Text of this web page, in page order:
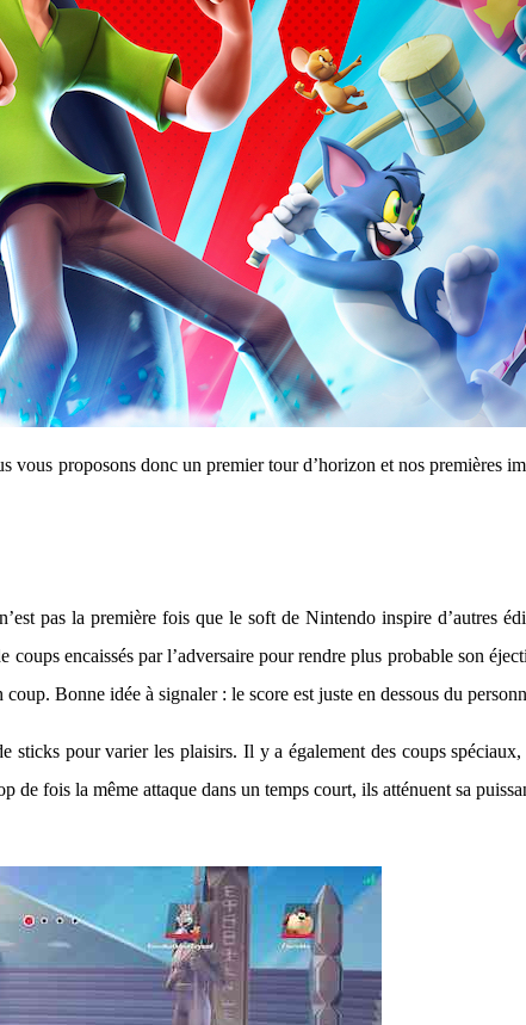
proposons donc un premier tour d’horizon et nos premières
pas la première fois que le soft de Nintendo inspire d’autres
encaissés par l’adversaire pour rendre plus probable son
Bonne idée à signaler : le score est juste en dessous du
sticks pour varier les plaisirs. Il y a également des coups
fois la même attaque dans un temps court, ils atténuent sa